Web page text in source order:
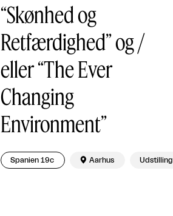
“Skønhed og
Retfærdighed” og /
eller “The Ever
Changing
Environment”
Spanien 19c  Aarhus Udstilling